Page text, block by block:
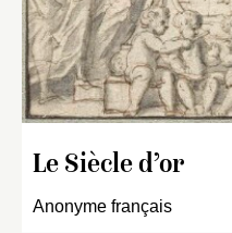
Le Siècle d’or
Anonyme français